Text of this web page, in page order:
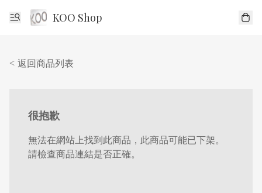
KOO Shop
< 返回商品列表
很抱歉
無法在網站上找到此商品，此商品可能已下架。
請檢查商品連結是否正確。